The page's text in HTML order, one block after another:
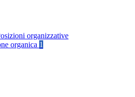
organizzative
organica 1